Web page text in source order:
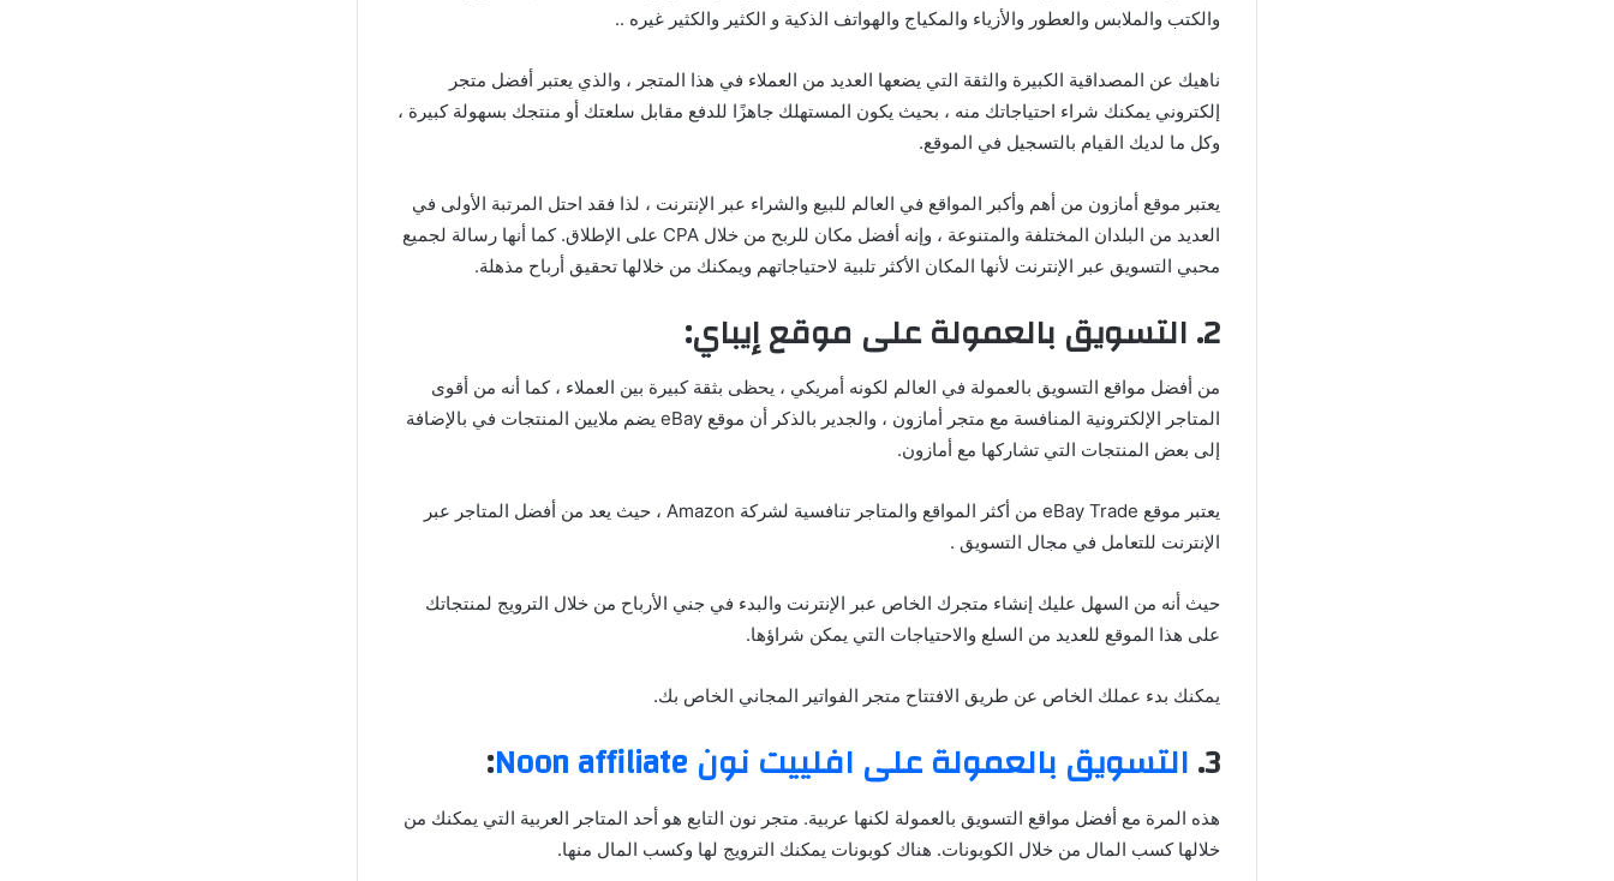
والكتب والملابس والعطور والأزياء والمكياج والهواتف الذكية و الكثير والكثير غيره ..
ناهيك عن المصداقية الكبيرة والثقة التي يضعها العديد من العملاء في هذا المتجر ، والذي يعتبر أفضل متجر
إلكتروني يمكنك شراء احتياجاتك منه ، بحيث يكون المستهلك جاهزًا للدفع مقابل سلعتك أو منتجك بسهولة كبيرة ،
وكل ما لديك القيام بالتسجيل في الموقع.
يعتبر موقع أمازون من أهم وأكبر المواقع في العالم للبيع والشراء عبر الإنترنت ، لذا فقد احتل المرتبة الأولى في
العديد من البلدان المختلفة والمتنوعة ، وإنه أفضل مكان للربح من خلال CPA على الإطلاق. كما أنها رسالة لجميع
محبي التسويق عبر الإنترنت لأنها المكان الأكثر تلبية لاحتياجاتهم ويمكنك من خلالها تحقيق أرباح مذهلة.
2. التسويق بالعمولة على موقع إيباي:
من أفضل مواقع التسويق بالعمولة في العالم لكونه أمريكي ، يحظى بثقة كبيرة بين العملاء ، كما أنه من أقوى
المتاجر الإلكترونية المنافسة مع متجر أمازون ، والجدير بالذكر أن موقع eBay يضم ملايين المنتجات في بالإضافة
إلى بعض المنتجات التي تشاركها مع أمازون.
يعتبر موقع eBay Trade من أكثر المواقع والمتاجر تنافسية لشركة Amazon ، حيث يعد من أفضل المتاجر عبر
الإنترنت للتعامل في مجال التسويق .
حيث أنه من السهل عليك إنشاء متجرك الخاص عبر الإنترنت والبدء في جني الأرباح من خلال الترويج لمنتجاتك
على هذا الموقع للعديد من السلع والاحتياجات التي يمكن شراؤها.
يمكنك بدء عملك الخاص عن طريق الافتتاح متجر الفواتير المجاني الخاص بك.
3. التسويق بالعمولة على افلييت نون Noon affiliate :
هذه المرة مع أفضل مواقع التسويق بالعمولة لكنها عربية. متجر نون التابع هو أحد المتاجر العربية التي يمكنك من
خلالها كسب المال من خلال الكوبونات. هناك كوبونات يمكنك الترويج لها وكسب المال منها.